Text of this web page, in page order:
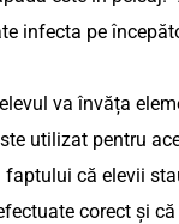
infecta pe
va învăța
utilizat pentru
că elevii
corect și